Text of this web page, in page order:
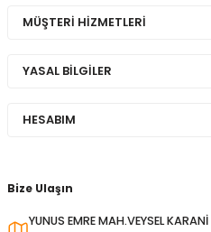
Bize Ulaşın
YUNUS EMRE MAH.VEYSEL
MÜŞTERİ HİZMETLERİ
YASAL BİLGİLER
HESABIM